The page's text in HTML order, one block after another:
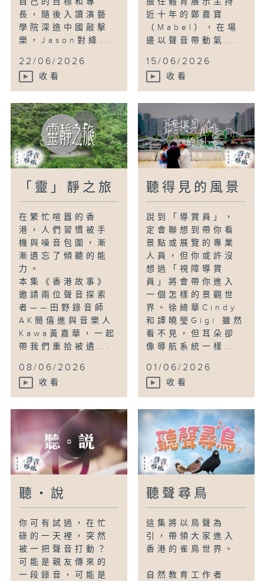
長，隨後入讀演藝
學院深造中國敲擊
樂，Jason對絳...
22/06/2026
收看
近十年的鄭嘉寶
（Mabel），在場
邊以聲音帶動氣...
15/06/2026
收看
「靈」靜之旅
在繁忙喧囂的香
港，人們習慣被手
機與噪音包圍，漸
漸遺忘了傾聽的能
力。
本集《香港故事》
邀請兩位聲音探索
者——田野錄音師
AK簡僖進與音樂人
Kawa黃嘉華，一起
帶我們重拾被遺...
08/06/2026
收看
聽得見的風景
說到「導賞員」，
定會聯想到帶你看
景點或展覽的專業
人員，但你或許沒
想過「視障導賞
員」將會帶你進入
一個怎樣的景觀世
界。徐綺華Cindy
和譚曉瑩Gigi 雖然
看不見，但耳朵卻
像導航系統一樣...
01/06/2026
收看
聽・說
你可有試過，在忙
碌的一天裡，突然
被一把聲音打動？
可能是親友傳來的
一段錄音，可能是
聽聲尋鳥
這集將以鳥聲為
引，帶領大家進入
香港的雀鳥世界。
自然教育工作者